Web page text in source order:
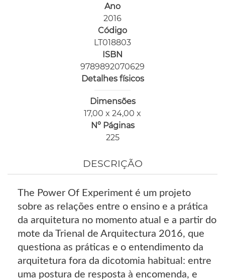
Ano
2016
Código
LT018803
ISBN
9789892070629
Detalhes físicos
Dimensões
17,00 x 24,00 x
Nº Páginas
225
DESCRIÇÃO
The Power Of Experiment é um projeto
sobre as relações entre o ensino e a prática
da arquitetura no momento atual e a partir do
mote da Trienal de Arquitectura 2016, que
questiona as práticas e o entendimento da
arquitetura fora da dicotomia habitual: entre
uma postura de resposta à encomenda, e